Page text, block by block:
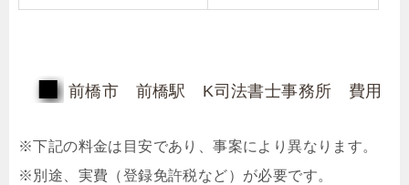
前橋市 前橋駅 K司法書士事務所 費用
※下記の料金は目安であり、事案により異なります。
※別途、実費（登録免許税など）が必要です。